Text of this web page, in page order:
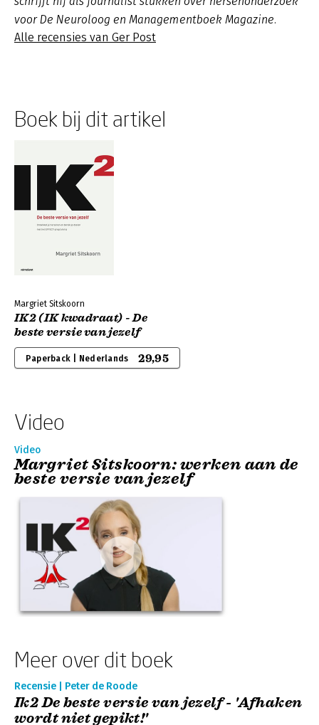
voor De Neuroloog en Managementboek Magazine.
Alle recensies van Ger Post
Boek bij dit artikel
Margriet Sitskoorn
IK2 (IK kwadraat) - De
beste versie van jezelf
Paperback | Nederlands 29,95
Video
Video
Margriet Sitskoorn: werken aan de
beste versie van jezelf
Meer over dit boek
Recensie | Peter de Roode
Ik2 De beste versie van jezelf - 'Afhaken
wordt niet gepikt!'